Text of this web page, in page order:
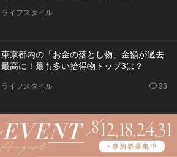
ライフスタイル
東京都内の「お金の落とし物」金額が過去
最高に！最も多い拾得物トップ3は？
ライフスタイル 33
東京の新たな交通拠点｢バスタ新宿｣は大都
市交通網を一変させる？